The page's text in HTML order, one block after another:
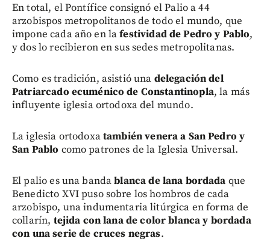
En total, el Pontífice consignó el Palio a 44
arzobispos metropolitanos de todo el mundo, que
impone cada año en lafestividad de Pedro y Pablo,
y dos lo recibieron en sus sedes metropolitanas.
Como es tradición, asistió una delegación del
Patriarcado ecuménico de Constantinopla, la más
influyente iglesia ortodoxa del mundo.
La iglesia ortodoxatambién venera a San Pedro y
San Pablo como patrones de la Iglesia Universal.
El palio es una bandablanca de lana bordada que
Benedicto XVI puso sobre los hombros de cada
arzobispo, una indumentaria litúrgica en forma de
collarín, tejida con lana de color blanca y bordada
con una serie de cruces negras.